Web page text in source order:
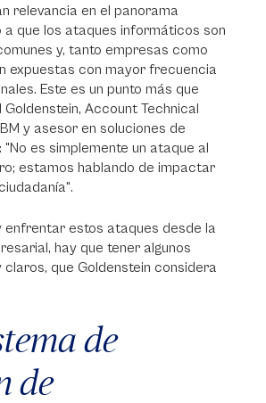
relevancia en el panorama
a que los ataques informáticos son
y, tanto empresas como
expuestas con mayor frecuencia
Este es un punto más que
Account Technical
y asesor en soluciones de
es simplemente un ataque al
estamos hablando de impactar
enfrentar estos ataques desde la
hay que tener algunos
que Goldenstein considera
de
de